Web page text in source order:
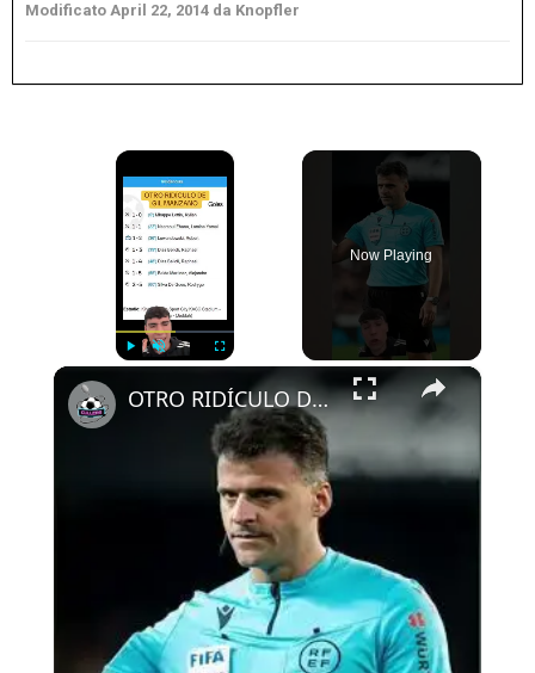
Modificato April 22, 2014 da Knopfler
×
Now Playing
×
OTRO RIDÍCULO DE GIL MANZANO